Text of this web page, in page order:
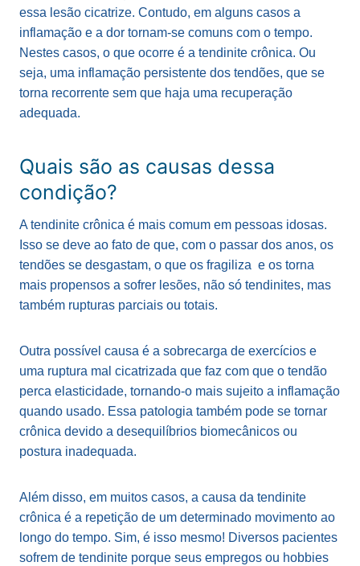
essa lesão cicatrize. Contudo, em alguns casos a
inflamação e a dor tornam-se comuns com o tempo.
Nestes casos, o que ocorre é a tendinite crônica. Ou
seja, uma inflamação persistente dos tendões, que se
torna recorrente sem que haja uma recuperação
adequada.
Quais são as causas dessa
condição?
A tendinite crônica é mais comum em pessoas idosas.
Isso se deve ao fato de que, com o passar dos anos, os
tendões se desgastam, o que os fragiliza e os torna
mais propensos a sofrer lesões, não só tendinites, mas
também rupturas parciais ou totais.
Outra possível causa é a sobrecarga de exercícios e
uma ruptura mal cicatrizada que faz com que o tendão
perca elasticidade, tornando-o mais sujeito a inflamação
quando usado. Essa patologia também pode se tornar
crônica devido a desequilíbrios biomecânicos ou
postura inadequada.
Além disso, em muitos casos, a causa da tendinite
crônica é a repetição de um determinado movimento ao
longo do tempo. Sim, é isso mesmo! Diversos pacientes
sofrem de tendinite porque seus empregos ou hobbies